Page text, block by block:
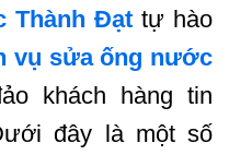
Thành Đạt tự hào
vụ sửa ống nước
khách hàng tin
đây là một số